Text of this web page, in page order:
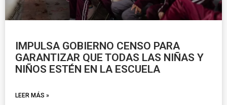
IMPULSA GOBIERNO CENSO PARA
GARANTIZAR QUE TODAS LAS NIÑAS Y
NIÑOS ESTÉN EN LA ESCUELA
LEER MÁS »